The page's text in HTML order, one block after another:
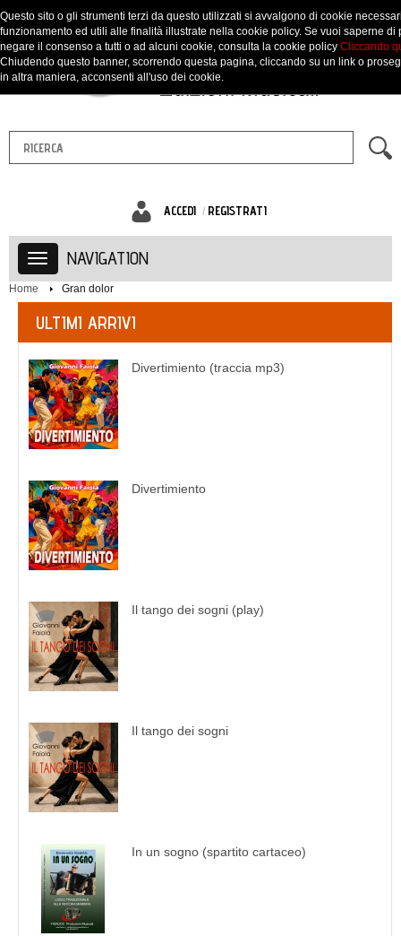
ACCEDI REGISTRATI
NAVIGATION
Home Gran dolor
ULTIMI ARRIVI
Divertimiento (traccia mp3)
Divertimiento
Il tango dei sogni (play)
Il tango dei sogni
In un sogno (spartito cartaceo)
Questo sito o gli strumenti terzi da questo utilizzati si avvalgono di cookie
funzionamento ed utili alle finalità illustrate nella cookie policy. Se vuoi saperne di
negare il consenso a tutti o ad alcuni cookie, consulta la cookie policy Cliccando
Chiudendo questo banner, scorrendo questa pagina, cliccando su un link o
in altra maniera, acconsenti all'uso dei cookie.